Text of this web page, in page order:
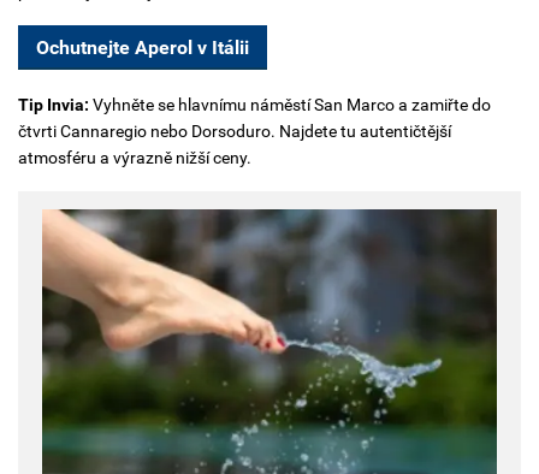
Ochutnejte Aperol v Itálii
Tip Invia: Vyhněte se hlavnímu náměstí San Marco a zamiřte do
čtvrti Cannaregio nebo Dorsoduro. Najdete tu autentičtější
atmosféru a výrazně nižší ceny.